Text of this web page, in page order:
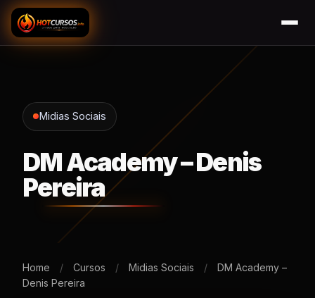
Midias Sociais
DM Academy – Denis
Pereira
Home / Cursos / Midias Sociais /
DM Academy –
Denis Pereira